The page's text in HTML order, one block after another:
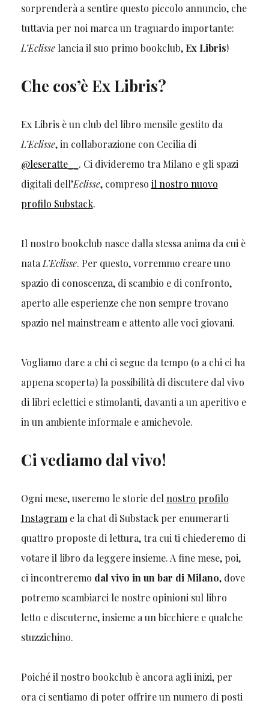
sorprenderà a sentire questo piccolo annuncio, che
tuttavia per noi marca un traguardo importante:
L’Eclisselancia il suo primo bookclub, Ex Libris!
Che cos’è Ex Libris?
Ex Libris è un club del libro mensile gestito da
L’Eclisse, in collaborazione con Cecilia di
@leseratte__ . Ci divideremo tra Milano e gli spazi
digitali dell’Eclisse, compreso il nostro nuovo
profilo Substack.
Il nostro bookclub nasce dalla stessa anima da cui è
nata L’Eclisse. Per questo, vorremmo creare uno
spazio di conoscenza, di scambio e di confronto,
aperto alle esperienze che non sempre trovano
spazio nel mainstream e attento alle voci giovani.
Vogliamo dare a chi ci segue da tempo (o a chi ci ha
appena scopertə) la possibilità di discutere dal vivo
di libri eclettici e stimolanti, davanti a un aperitivo e
in un ambiente informale e amichevole.
Ci vediamo dal vivo!
Ogni mese, useremo le storie del nostro profilo
Instagram e la chat di Substack per enumerarti
quattro proposte di lettura, tra cui ti chiederemo di
votare il libro da leggere insieme. A fine mese, poi,
ci incontreremo dal vivo in un bar di Milano, dove
potremo scambiarci le nostre opinioni sul libro
letto e discuterne, insieme a un bicchiere e qualche
stuzzichino.
Poiché il nostro bookclub è ancora agli inizi, per
ora ci sentiamo di poter offrire un numero di posti